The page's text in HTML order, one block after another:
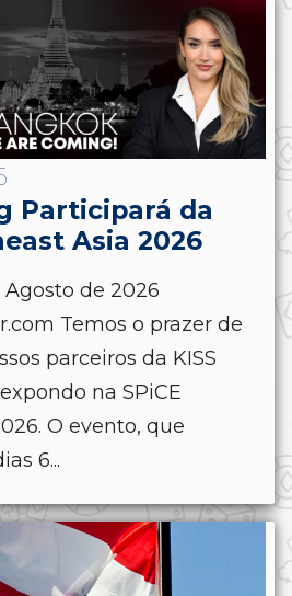
Participará da
Asia 2026
de 2026
Temos o prazer de
parceiros da KISS
na SPiCE
O evento, que
6...